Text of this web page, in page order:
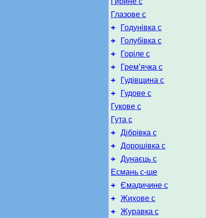
Глазове с
+ Годунівка с
+ Голубівка с
+ Горіле с
+ Грем’ячка с
+ Гудівщина с
+
Гудове с
Гукове с
Гута с
+ Дібрівка с
+ Дорошівка с
+ Дунаєць с
Есмань с-ще
+ Ємадичине с
+ Жихове с
+ Журавка с